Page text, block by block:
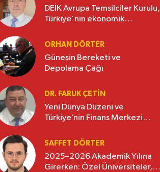
DEİK Avrupa Temsilciler Kurulu,
Türkiye'nin ekonomik
oluşturuyor
ORHAN DÖRTER
Güneşin Bereketi ve
Depolama Çağı
DR. FARUK ÇETİN
Yeni Dünya Düzeni ve
Türkiye’nin Finans Merkezi
SAFFET DÖRTER
2025–2026 Akademik Yılına
Girerken: Özel Üniversiteler,